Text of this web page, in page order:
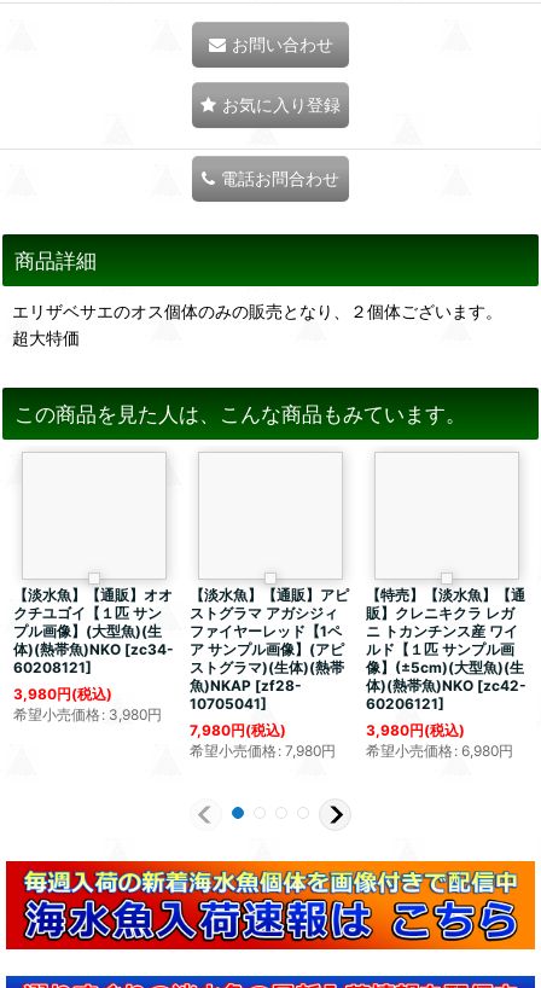
お問い合わせ
お気に入り登録
電話お問合わせ
商品詳細
エリザベサエのオス個体のみの販売となり、２個体ございます。
超大特価
この商品を見た人は、こんな商品もみています。
【淡水魚】【通販】オオ
クチユゴイ【１匹 サン
プル画像】(大型魚)(生
体)(熱帯魚)NKO [zc34-
60208121]
3,980円(税込)
希望小売価格: 3,980円
【淡水魚】【通販】アピ
ストグラマ アガシジィ
ファイヤーレッド【1ペ
ア サンプル画像】(アピ
ストグラマ)(生体)(熱帯
魚)NKAP [zf28-
10705041]
7,980円(税込)
希望小売価格: 7,980円
【特売】【淡水魚】【通
販】クレニキクラ レガ
ニ トカンチンス産 ワイ
ルド【１匹 サンプル画
像】(±5cm)(大型魚)(生
体)(熱帯魚)NKO [zc42-
60206121]
3,980円(税込)
希望小売価格: 6,980円